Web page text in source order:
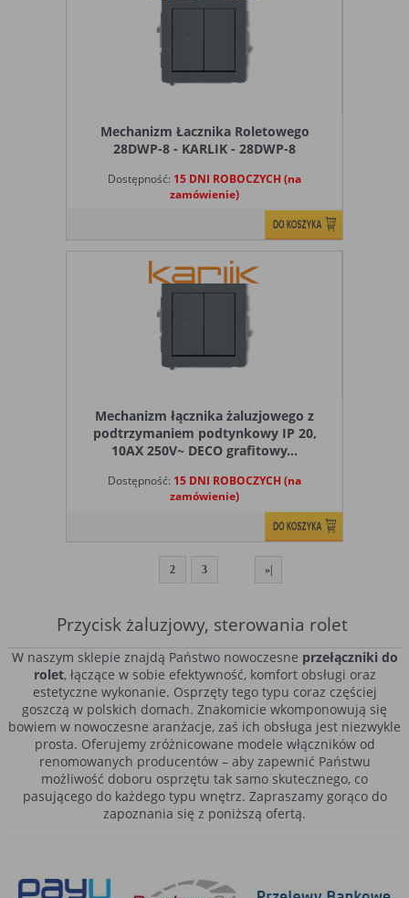
Mechanizm Łacznika Roletowego
28DWP-8 - KARLIK - 28DWP-8
Dostępność: 15 DNI ROBOCZYCH (na
zamówienie)
Mechanizm łącznika żaluzjowego z
podtrzymaniem podtynkowy IP 20,
10AX 250V~ DECO grafitowy...
Dostępność: 15 DNI ROBOCZYCH (na
zamówienie)
2 3 »|
Przycisk żaluzjowy, sterowania rolet
W naszym sklepie znajdą Państwo nowoczesne przełączniki do
rolet, łączące w sobie efektywność, komfort obsługi oraz
estetyczne wykonanie. Osprzęty tego typu coraz częściej
goszczą w polskich domach. Znakomicie wkomponowują się
bowiem w nowoczesne aranżacje, zaś ich obsługa jest niezwykle
prosta. Oferujemy zróżnicowane modele włączników od
renomowanych producentów – aby zapewnić Państwu
możliwość doboru osprzętu tak samo skutecznego, co
pasującego do każdego typu wnętrz. Zapraszamy gorąco do
zapoznania się z poniższą ofertą.
Funkcjonalność przełączników do rolet zewnętrznych
W dzisiejszych czasach tradycyjne żaluzje stają się coraz